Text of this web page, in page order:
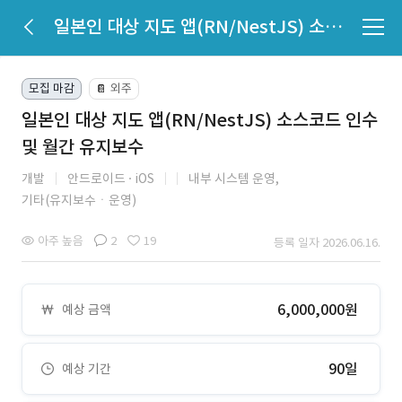
일본인 대상 지도 앱(RN/NestJS) 소스코드 인수 및 월간 유지보수
모집 마감 📔 외주
일본인 대상 지도 앱(RN/NestJS) 소스코드 인수
및 월간 유지보수
개발 안드로이드 iOS
내부 시스템 운영,
기타(유지보수ㆍ운영)
아주 높음 2 19 등록 일자 2026.06.16.
예상 금액 6,000,000원
예상 기간 90일